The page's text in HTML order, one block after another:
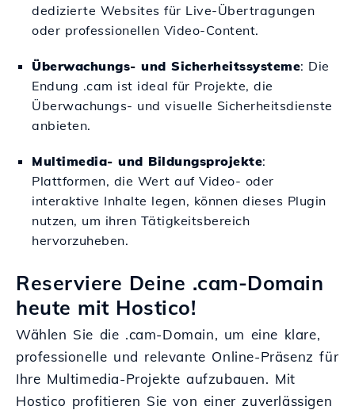
dedizierte Websites für Live-Übertragungen
oder professionellen Video-Content.
Überwachungs- und Sicherheitssysteme: Die
Endung .cam ist ideal für Projekte, die
Überwachungs- und visuelle Sicherheitsdienste
anbieten.
Multimedia- und Bildungsprojekte:
Plattformen, die Wert auf Video- oder
interaktive Inhalte legen, können dieses Plugin
nutzen, um ihren Tätigkeitsbereich
hervorzuheben.
Reserviere Deine .cam-Domain
heute mit Hostico!
Wählen Sie die .cam-Domain, um eine klare,
professionelle und relevante Online-Präsenz für
Ihre Multimedia-Projekte aufzubauen. Mit
Hostico profitieren Sie von einer zuverlässigen